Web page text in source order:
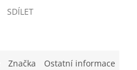
SDÍLET
Značka Ostatní informace